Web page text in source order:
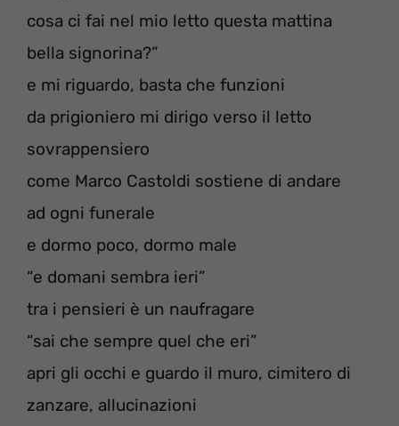
cosa ci fai nel mio letto questa mattina
bella signorina?”
e mi riguardo, basta che funzioni
da prigioniero mi dirigo verso il letto
sovrappensiero
come Marco Castoldi sostiene di andare
ad ogni funerale
e dormo poco, dormo male
“e domani sembra ieri”
tra i pensieri è un naufragare
“sai che sempre quel che eri”
apri gli occhi e guardo il muro, cimitero di
zanzare, allucinazioni